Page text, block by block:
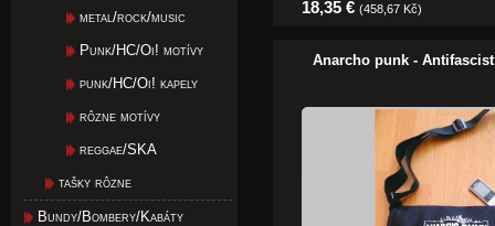
metal/rock/music
Punk/HC/Oi! motívy
punk/HC/Oi! kapely
rôzne motívy
reggae/SKA
tašky rôzne
Bundy/Bombery/Kabáty
18,35 € (458,67 Kč)
Anarcho punk -